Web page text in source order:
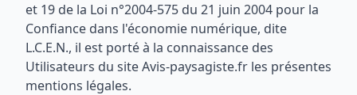
et 19 de la Loi n°2004-575 du 21 juin 2004 pour la
Confiance dans l'économie numérique, dite
L.C.E.N., il est porté à la connaissance des
Utilisateurs du site Avis-paysagiste.fr les présentes
mentions légales.